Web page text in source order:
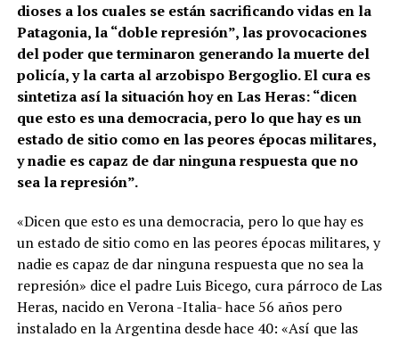
dioses a los cuales se están sacrificando vidas en la
Patagonia, la “doble represión”, las provocaciones
del poder que terminaron generando la muerte del
policía, y la carta al arzobispo Bergoglio. El cura es
sintetiza así la situación hoy en Las Heras: “dicen
que esto es una democracia, pero lo que hay es un
estado de sitio como en las peores épocas militares,
y nadie es capaz de dar ninguna respuesta que no
sea la represión”.
«Dicen que esto es una democracia, pero lo que hay es
un estado de sitio como en las peores épocas militares, y
nadie es capaz de dar ninguna respuesta que no sea la
represión» dice el padre Luis Bicego, cura párroco de Las
Heras, nacido en Verona -Italia- hace 56 años pero
instalado en la Argentina desde hace 40: «Así que las